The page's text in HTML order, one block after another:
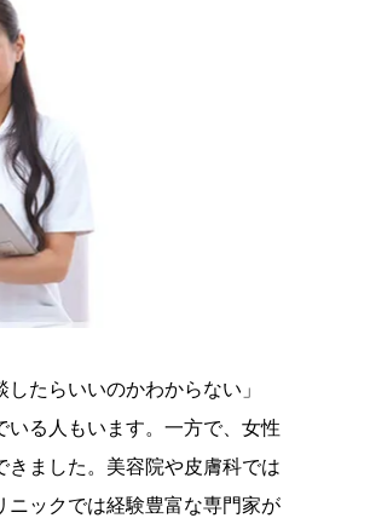
たらいいのかわからない」
いる人もいます。一方で、女性
ました。美容院や皮膚科では
ニックでは経験豊富な専門家が